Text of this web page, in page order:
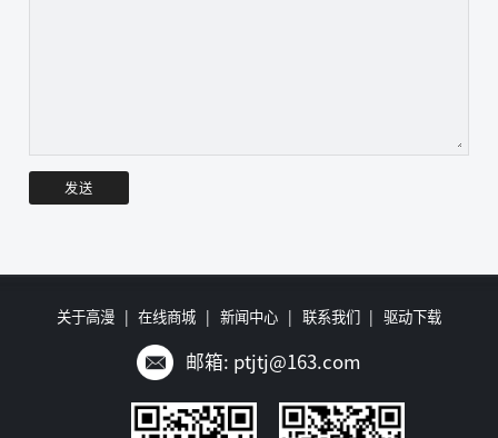
关于高漫 在线商城 新闻中心 联系我们 驱动下载
邮箱: ptjtj@163.com